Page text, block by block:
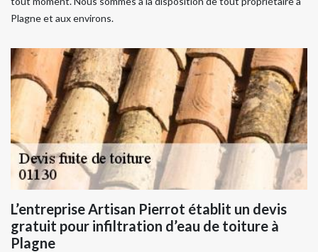
Plagne et aux environs.
L’entreprise Artisan Pierrot établit un devis
gratuit pour infiltration d’eau de toiture à
Plagne